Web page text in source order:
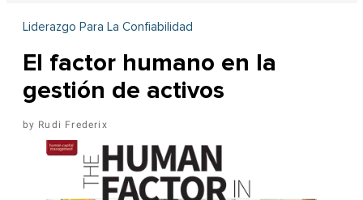
Liderazgo Para La Confiabilidad
El factor humano en la
gestión de activos
Rudi Frederix